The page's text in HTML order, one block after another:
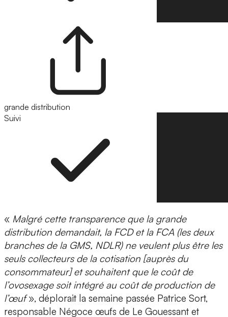
grande distribution
Suivi
« Malgré cette transparence que la grande
distribution demandait, la FCD et la FCA (les deux
branches de la GMS, NDLR) ne veulent plus être les
seuls collecteurs de la cotisation [auprès du
consommateur] et souhaitent que le coût de
l’ovosexage soit intégré au coût de production de
l’œuf», déplorait la semaine passée Patrice Sort,
responsable Négoce œufs de Le Gouessant et